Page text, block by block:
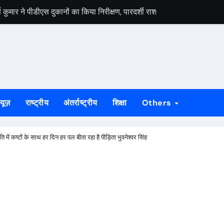
वार्ता, 5 अगस्त से 4 सितंबर तक दर्ज होंगे दावा-आपत्ति
यूआईएसएल के वरीय महाप्रबंधक से, ज्ञापन सौंपा कंपनी की टीम क्षेत्र का
गागराई ने पंचायत और बूथ संगठन मजबूत करने का किया आह्वान
की जनजागरण बस को दिखाएंगे हरी झंडी, तैयारियां पूरी
अभियान की रणनीति तय, शक्ति केंद्र प्रभारियों की हुई नियुक्ति
राष्ट्रीय अंतर्राष्ट्रीय शिक्षा Others
में कष्टों के साथ हर दिन हर पल बीता रहा है पीड़िता भुवनेश्वर सिंह